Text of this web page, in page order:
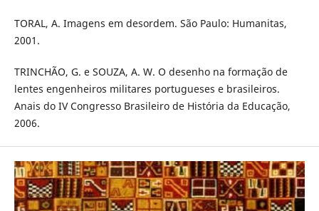
TORAL, A. Imagens em desordem. São Paulo: Humanitas,
2001.
TRINCHÃO, G. e SOUZA, A. W. O desenho na formação de
lentes engenheiros militares portugueses e brasileiros.
Anais do IV Congresso Brasileiro de História da Educação,
2006.